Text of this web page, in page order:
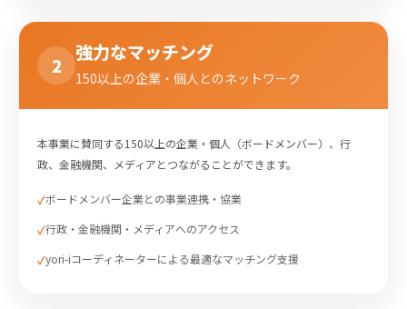
2
強力なマッチング
150以上の企業・個人とのネットワーク
本事業に賛同する150以上の企業・個人（ボードメンバー）、行
政、金融機関、メディアとつながることができます。
ボードメンバー企業との事業連携・協業
行政・金融機関・メディアへのアクセス
yori-iコーディネーターによる最適なマッチング支援